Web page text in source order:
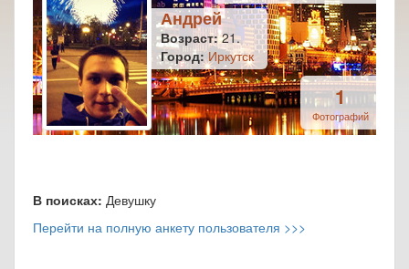
Андрей
Возраст:21.
Город: Иркутск
1
Фотографий
В поисках: Девушку
Перейти на полную анкету пользователя >>>